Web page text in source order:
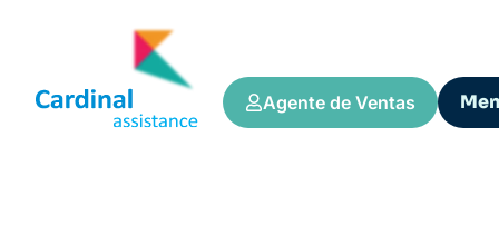
Agente de Ventas